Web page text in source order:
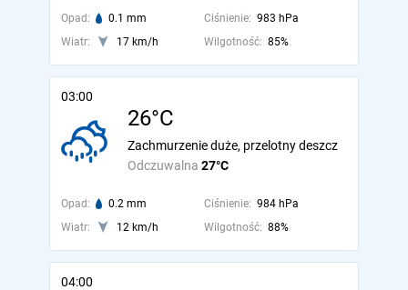
Opad: 0.1 mm Ciśnienie: 983 hPa
Wiatr:
17 km/h Wilgotność: 85%
03:00
26°C
Odczuwalna 27°C
Zachmurzenie duże, przelotny deszcz
Opad: 0.2 mm Ciśnienie: 984 hPa
Wiatr:
12 km/h Wilgotność: 88%
04:00